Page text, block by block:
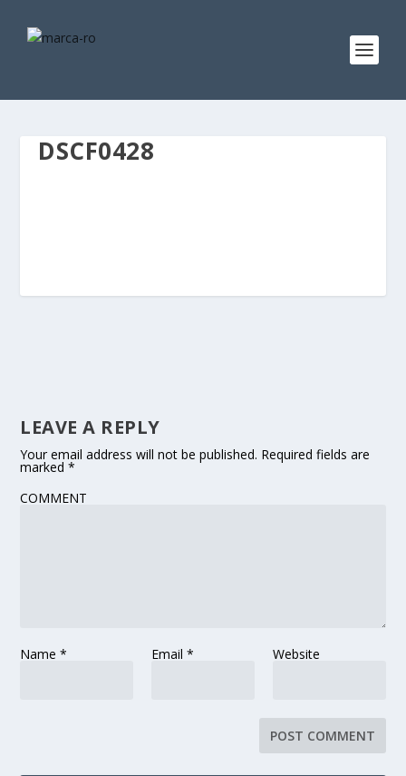
DSCF0428
LEAVE A REPLY
Your email address will not be published. Required fields are
marked*
COMMENT
Name* Email * Website